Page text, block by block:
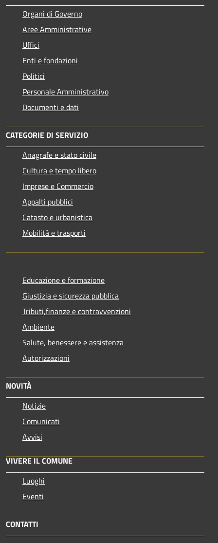
Organi di Governo
Aree Amministrative
Uffici
Enti e fondazioni
Politici
Personale Amministrativo
Documenti e dati
CATEGORIE DI SERVIZIO
Anagrafe e stato civile
Cultura e tempo libero
Imprese e Commercio
Appalti pubblici
Catasto e urbanistica
Mobilità e trasporti
Educazione e formazione
Giustizia e sicurezza pubblica
Tributi,finanze e contravvenzioni
Ambiente
Salute, benessere e assistenza
Autorizzazioni
NOVITÀ
Notizie
Comunicati
Avvisi
VIVERE IL COMUNE
Luoghi
Eventi
CONTATTI